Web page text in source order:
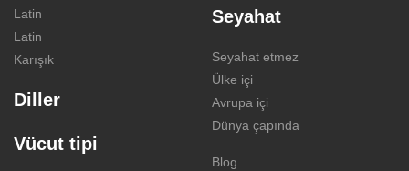
Latin
Latin
Karışık
Diller
Vücut tipi
Seyahat
Seyahat etmez
Ülke içi
Avrupa içi
Dünya çapında
Blog